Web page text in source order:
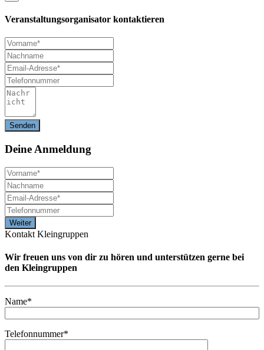
Veranstaltungsorganisator kontaktieren
Deine Anmeldung
Kontakt Kleingruppen
Wir freuen uns von dir zu hören und unterstützen gerne bei
den Kleingruppen
Name*
Telefonnummer*